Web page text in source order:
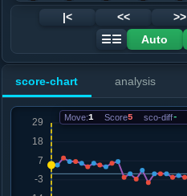
12. 车二进六
黑+2
黑+2
13. 炮八平七
黑+3
.....象７退５
黑+1
15. 车三退一
.....车３进３
16. 车三平五
黑+2
|< << >>
☰☰
Auto
score-chart analysis
Move:1 Score5 sco-diff-